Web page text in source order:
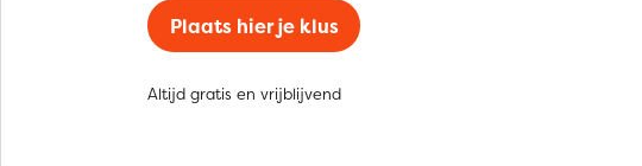
Plaats hier je klus
Altijd gratis en vrijblijvend